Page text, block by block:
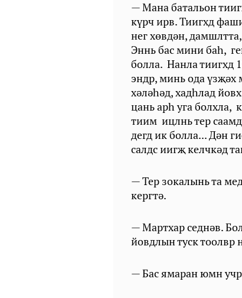
— Мана батальон
күрч ирв. Тиигхд
нег хөвдән,
Эннь бас мини бah,
болла. Нанла тиигхд
эндр, минь ода үзҗәх
хәләһәд, хадһлад
цань aph уга болхла,
тиим ицлнь тер саамд
дегд ик болла... Дән
салдс иигҗ келчкәд
— Тер зокалынь та
кергтә.
— Мартхар седнәв.
йовдлын туск тоолвр
— Бас ямаран юмн